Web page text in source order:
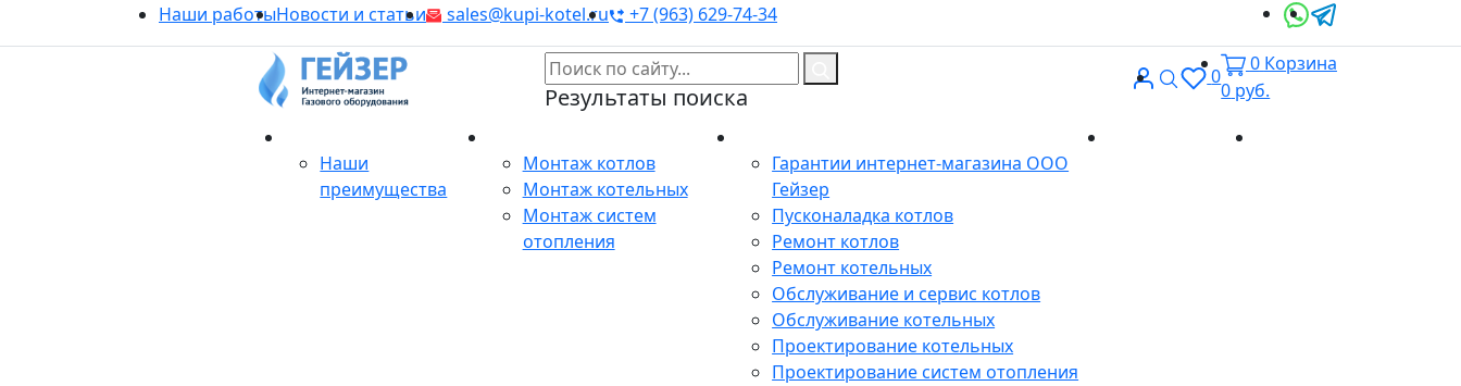
Наши работыНовости и статьи sales@kupi-kotel.ru +7 (963) 629-74-34
Результаты поиска
ВходПоиск
0
0 Корзина
0 руб.
Наши
преимущества
Монтаж котлов
Монтаж котельных
Монтаж систем
отопления
Гарантии интернет-магазина ООО
Гейзер
Пусконаладка котлов
Ремонт котлов
Ремонт котельных
Обслуживание и сервис котлов
Обслуживание котельных
Проектирование котельных
Проектирование систем отопления